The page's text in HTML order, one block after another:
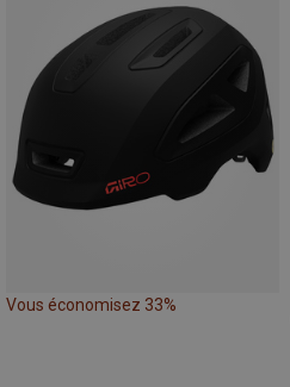
Vous économisez 33%